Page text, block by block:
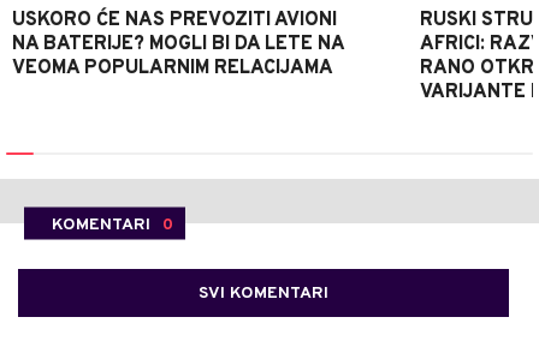
USKORO ĆE NAS PREVOZITI AVIONI
NA BATERIJE? MOGLI BI DA LETE NA
VEOMA POPULARNIM RELACIJAMA
RUSKI
AFRICI:
RANO
VARIJANTE
KOMENTARI 0
SVI KOMENTARI